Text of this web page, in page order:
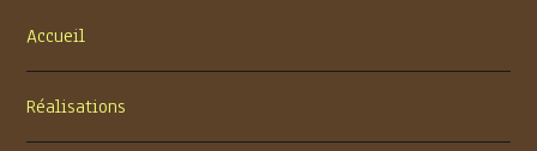
Accueil
Réalisations